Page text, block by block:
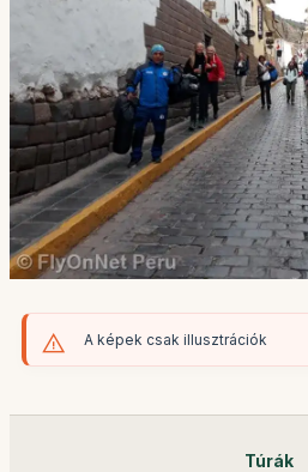
A képek csak illusztrációk
Túrák